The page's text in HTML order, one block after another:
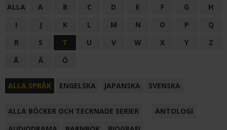
ALLA A B C D E F G
H
I
J K L M N O P
Q
R
S T U V W X Y
Z
Å
Ä Ö
ALLA SPRÅK ENGELSKA JAPANSKA SVENSKA
ALLA BÖCKER OCH TECKNADE SERIER
ANTOLOGI